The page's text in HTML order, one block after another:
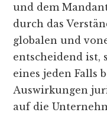
und dem
durch das
globalen und
entscheidend ist,
eines jeden Falls
Auswirkungen
auf die